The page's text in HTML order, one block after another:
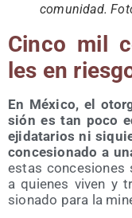
comu­ni­dad.
Cin­co mil
les en
En Méxi­co, el
sión es tan poco
eji­da­ta­rios ni
con­ce­sio­na­do a
estas con­ce­sio­nes
a quie­nes viven y
sio­na­do para la